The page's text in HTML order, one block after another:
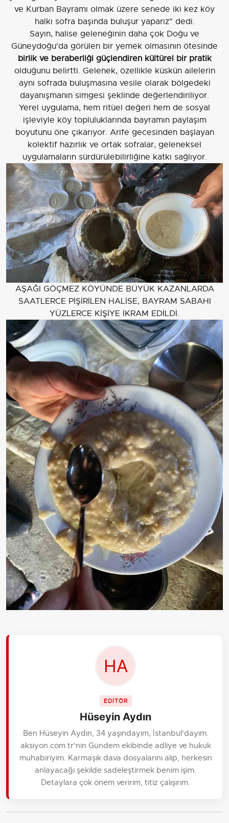
ve Kurban Bayramı olmak üzere senede iki kez köy
halkı sofra başında buluşur yaparız" dedi.
Sayın, halise geleneğinin daha çok Doğu ve
Güneydoğu'da görülen bir yemek olmasının ötesinde
birlik ve beraberliği güçlendiren kültürel bir pratik
olduğunu belirtti. Gelenek, özellikle küskün ailelerin
aynı sofrada buluşmasına vesile olarak bölgedeki
dayanışmanın simgesi şeklinde değerlendiriliyor.
Yerel uygulama, hem ritüel değeri hem de sosyal
işleviyle köy topluluklarında bayramın paylaşım
boyutunu öne çıkarıyor. Arife gecesinden başlayan
kolektif hazırlık ve ortak sofralar, geleneksel
uygulamaların sürdürülebilirliğine katkı sağlıyor.
AŞAĞI GÖÇMEZ KÖYÜNDE BÜYÜK KAZANLARDA
SAATLERCE PİŞİRİLEN HALİSE, BAYRAM SABAHI
YÜZLERCE KİŞİYE İKRAM EDİLDİ.
EDİTÖR
Hüseyin Aydın
Ben Hüseyin Aydın, 34 yaşındayım, İstanbul'dayım.
aksiyon.com.tr'nin Gündem ekibinde adliye ve hukuk
muhabiriyim. Karmaşık dava dosyalarını alıp, herkesin
anlayacağı şekilde sadeleştirmek benim işim.
Detaylara çok önem veririm, titiz çalışırım.